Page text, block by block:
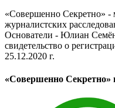
«Совершенно Секретно» -
журналистских
Основатели - Юлиан
свидетельство о
25.12.2020 г.
«Совершенно Секретно»